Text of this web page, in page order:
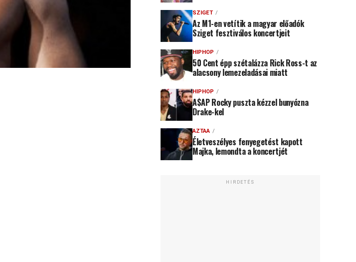
SZIGET
Az M1-en vetítik a magyar előadók
Sziget fesztiválos koncertjeit
HIPHOP
50 Cent épp szétalázza Rick Ross-t az
alacsony lemezeladásai miatt
HIPHOP
A$AP Rocky puszta kézzel bunyózna
Drake-kel
AZTAA
Életveszélyes fenyegetést kapott
Majka, lemondta a koncertjét
HIRDETÉS